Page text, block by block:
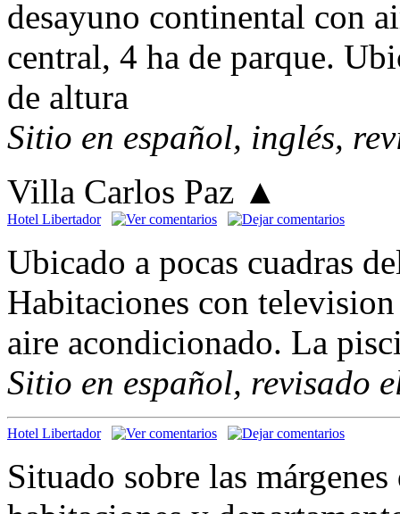
desayuno continental con
central, 4 ha de parque.
de altura
Sitio en español, inglés,
Villa Carlos Paz ▲
Hotel Libertador
Ubicado a pocas cuadras
Habitaciones con
aire acondicionado. La
Sitio en español, revisado
Hotel Libertador
Situado sobre las